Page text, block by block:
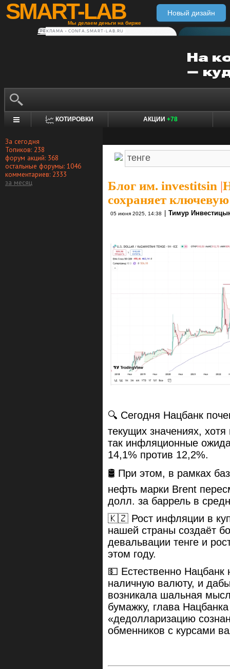
SMART-LAB
Мы делаем деньги на бирже
Новый дизайн
РЕКЛАМА • CONFA.SMART-LAB.RU
КОТИРОВКИ АКЦИИ +78
За сегодня
Топиков: 238
форум акций: 368
остальные форумы: 1046
комментариев: 2333
за месяц
Блог им. investitsin |
сохраняет
05 июня 2025, 14:38 Тимур
🔍 Сегодня Нацбанк
текущих значениях,
так инфляционные
14,1% против 12,2%.
🛢 При этом, в рамках
нефть марки Brent
долл. за баррель в
🇰🇿 Рост инфляции в
нашей страны создаёт
девальвации тенге и
этом году.
💵 Естественно Нацбанк
наличную валюту, и
возникала шальная
бумажку, глава
«дедолларизацию
обменников с курсами